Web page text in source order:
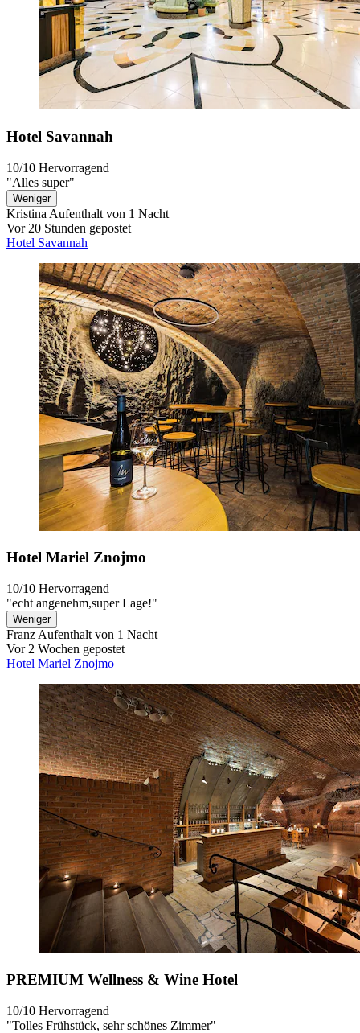
Hotel Savannah
10/10 Hervorragend
"Alles super"
Weniger
Kristina Aufenthalt von 1 Nacht
Vor 20 Stunden gepostet
Hotel Savannah
Hotel Mariel Znojmo
10/10 Hervorragend
"echt angenehm,super Lage!"
Weniger
Franz Aufenthalt von 1 Nacht
Vor 2 Wochen gepostet
Hotel Mariel Znojmo
PREMIUM Wellness & Wine Hotel
10/10 Hervorragend
"Tolles Frühstück, sehr schönes Zimmer"